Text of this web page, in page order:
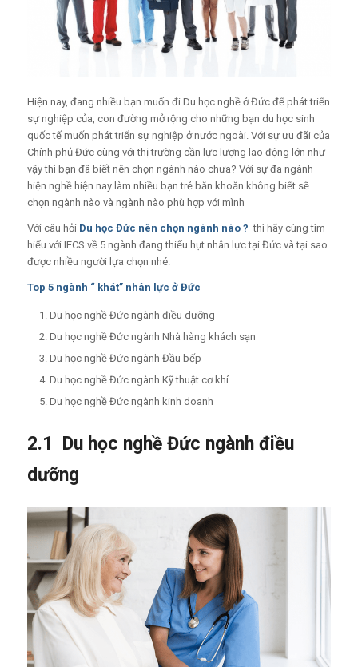
Hiện nay, đang nhiều bạn muốn đi Du học nghề ở Đức để phát triển
sự nghiệp của, con đường mở rộng cho những bạn du học sinh
quốc tế muốn phát triển sự nghiệp ở nước ngoài. Với sự ưu đãi của
Chính phủ Đức cùng với thị trường cần lực lượng lao động lớn như
vậy thì bạn đã biết nên chọn ngành nào chưa? Với sự đa ngành
hiện nghề hiện nay làm nhiều bạn trẻ băn khoăn không biết sẽ
chọn ngành nào và ngành nào phù hợp với mình
Với câu hỏi Du học Đức nên chọn ngành nào ? thì hãy cùng tìm
hiểu với IECS về 5 ngành đang thiếu hụt nhân lực tại Đức và tại sao
được nhiều người lựa chọn nhé.
Top 5 ngành “ khát” nhân lực ở Đức
Du học nghề Đức ngành điều dưỡng
Du học nghề Đức ngành Nhà hàng khách sạn
Du học nghề Đức ngành Đầu bếp
Du học nghề Đức ngành Kỹ thuật cơ khí
Du học nghề Đức ngành kinh doanh
2.1 Du học nghề Đức ngành điều
dưỡng